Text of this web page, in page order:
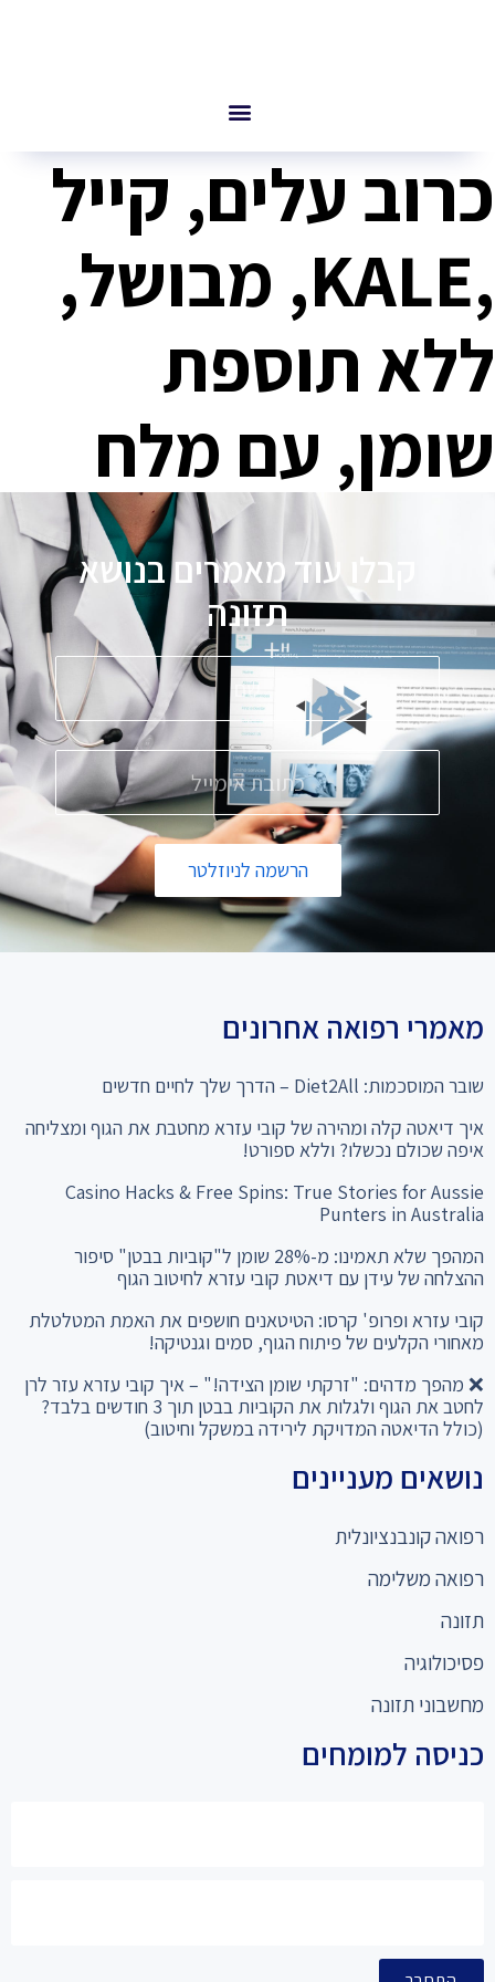
כרוב עלים, קייל
,KALE, מבושל,
ללא תוספת
שומן, עם מלח
קבלו עוד מאמרים בנושא
תזונה
הרשמה לניוזלטר
מאמרי רפואה אחרונים
שובר המוסכמות: Diet2All – הדרך שלך לחיים חדשים
איך דיאטה קלה ומהירה של קובי עזרא מחטבת את הגוף ומצליחה
איפה שכולם נכשלו? וללא ספורט!
Casino Hacks & Free Spins: True Stories for Aussie
Punters in Australia
המהפך שלא תאמינו: מ-28% שומן ל"קוביות בבטן" סיפור
ההצלחה של עידן עם דיאטת קובי עזרא לחיטוב הגוף
קובי עזרא ופרופ' קרסו: הטיטאנים חושפים את האמת המטלטלת
מאחורי הקלעים של פיתוח הגוף, סמים וגנטיקה!
❌ מהפך מדהים: "זרקתי שומן הצידה!" – איך קובי עזרא עזר לרן
לחטב את הגוף ולגלות את הקוביות בבטן תוך 3 חודשים בלבד?
(כולל הדיאטה המדויקת לירידה במשקל וחיטוב)
נושאים מעניינים
רפואה קונבנציונלית
רפואה משלימה
תזונה
פסיכולוגיה
מחשבוני תזונה
כניסה למומחים